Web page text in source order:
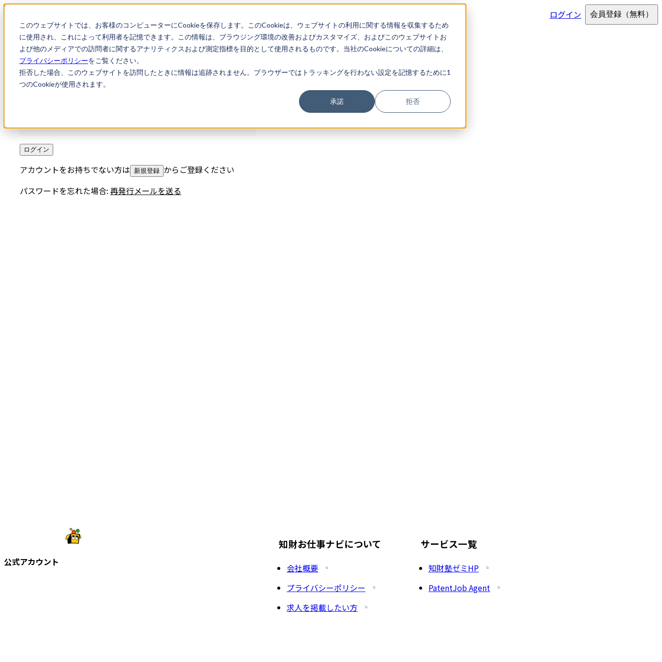
このウェブサイトでは、お客様のコンピューターにCookieを保存します。このCookieは、ウェブサイトの利用に関する情報を収集するため
に使用され、これによって利用者を記憶できます。この情報は、ブラウジング環境の改善およびカスタマイズ、およびこのウェブサイトお
よび他のメディアでの訪問者に関するアナリティクスおよび測定指標を目的として使用されるものです。当社のCookieについての詳細は、
プライバシーポリシーをご覧ください。
拒否した場合、このウェブサイトを訪問したときに情報は追跡されません。ブラウザーではトラッキングを行わない設定を記憶するために1
つのCookieが使用されます。
承諾 拒否
ログイン 会員登録 （無料）
ログイン
メールアドレス
ログイン
アカウントをお持ちでない方は 新規登録 からご登録ください
パスワードを忘れた場合: 再発行メールを送る
公式アカウント
知財お仕事ナビについて
会社概要
プライバシーポリシー
求人を掲載したい方
サービス一覧
知財塾ゼミHP
PatentJob Agent